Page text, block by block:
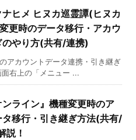
ナヒメ ヒヌカ巡霊譚(ヒヌカ
更時のデータ移行・アカウ
のやり方(共有/連携)
のアカウントデータ連携・引き継ぎ
右上の「メニュー ...
ンライン』機種変更時のア
タ移行・引き継ぎ方法(共有/
説！